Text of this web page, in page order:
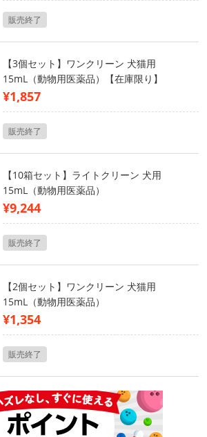
販売終了
【3個セット】ワンクリーン 犬猫用
15mL（動物用医薬品）【在庫限り】
¥1,857
販売終了
【10箱セット】ライトクリーン 犬用
15mL（動物用医薬品）
¥9,244
販売終了
【2個セット】ワンクリーン 犬猫用
15mL（動物用医薬品）
¥1,354
販売終了